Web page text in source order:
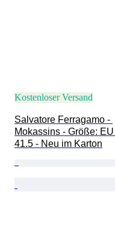
Kostenloser Versand
Salvatore Ferragamo -
Mokassins - Größe: EU
41.5 - Neu im Karton